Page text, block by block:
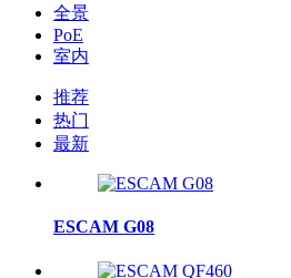
全景
PoE
室内
推荐
热门
最新
ESCAM G08